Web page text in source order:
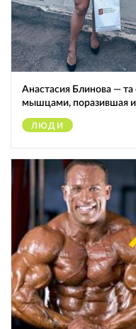
Анастасия Блинова —
мышцами, поразившая
ЛЮДИ